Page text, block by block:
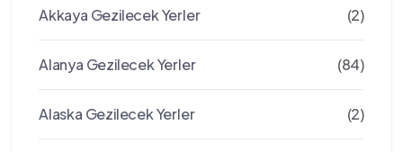
Akkaya Gezilecek Yerler (2)
Alanya Gezilecek Yerler (84)
Alaska Gezilecek Yerler (2)